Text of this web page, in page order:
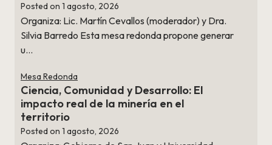
Posted on 1 agosto, 2026
Organiza: Lic. Martín Cevallos (moderador) y Dra.
Silvia Barredo Esta mesa redonda propone generar
u…
Mesa Redonda
Ciencia, Comunidad y Desarrollo: El
impacto real de la minería en el
territorio
Posted on 1 agosto, 2026